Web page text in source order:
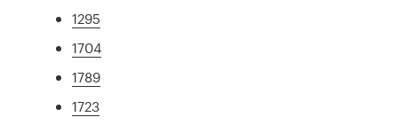
1295
1704
1789
1723